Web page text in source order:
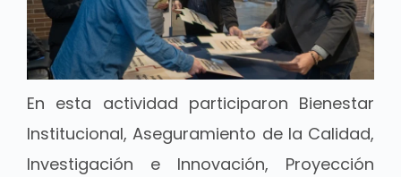
En esta actividad participaron Bienestar
Institucional, Aseguramiento de la Calidad,
Investigación e Innovación, Proyección